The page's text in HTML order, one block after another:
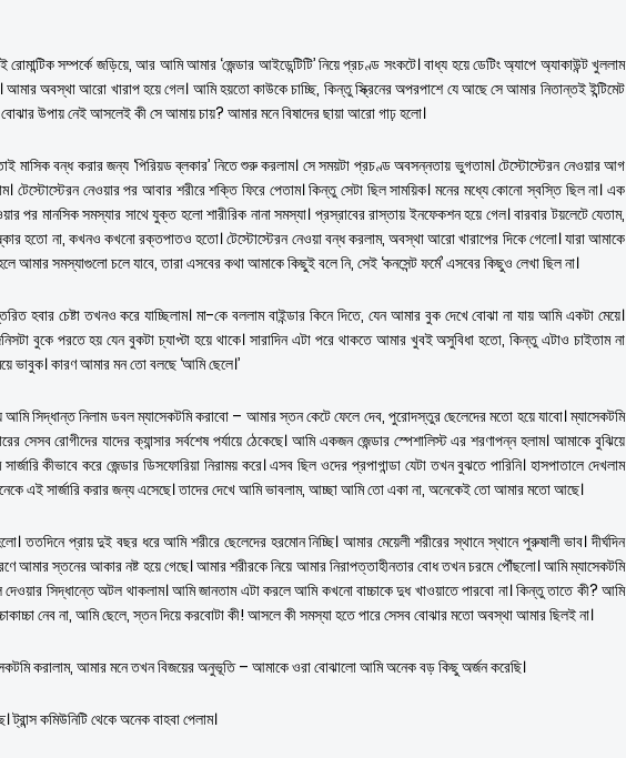
সম্পর্কে জড়িয়ে, আর আমি আমার ‘জেন্ডার আইডেন্টিটি’ নিয়ে প্রচণ্ড সংকটে। বাধ্য হয়ে ডেটিং অ্যাপে অ্যাকাউন্ট খুললাম
আমার অবস্থা আরো খারাপ হয়ে গেল। আমি হয়তো কাউকে চাচ্ছি, কিন্তু স্ক্রিনের অপরপাশে যে আছে সে আমার নিতান্তই ইন্টিমেট
উপায় নেই আসলেই কী সে আমায় চায়? আমার মনে বিষাদের ছায়া আরো গাঢ় হলো।
মাসিক বন্ধ করার জন্য ‘পিরিয়ড ব্লকার’ নিতে শুরু করলাম। সে সময়টা প্রচণ্ড অবসন্নতায় ভুগতাম। টেস্টোস্টেরন নেওয়ার আগ
টেস্টোস্টেরন নেওয়ার পর আবার শরীরে শক্তি ফিরে পেতাম। কিন্তু সেটা ছিল সাময়িক। মনের মধ্যে কোনো স্বস্তি ছিল না। এক
পর মানসিক সমস্যার সাথে যুক্ত হলো শারীরিক নানা সমস্যা। প্রস্রাবের রাস্তায় ইনফেকশন হয়ে গেল। বারবার টয়লেটে যেতাম,
হতো না, কখনও কখনো রক্তপাতও হতো। টেস্টোস্টেরন নেওয়া বন্ধ করলাম, অবস্থা আরো খারাপের দিকে গেলো। যারা আমাকে
আমার সমস্যাগুলো চলে যাবে, তারা এসবের কথা আমাকে কিছুই বলে নি, সেই ‘কনসেন্ট ফর্মে’ এসবের কিছুও লেখা ছিল না।
হবার চেষ্টা তখনও করে যাচ্ছিলাম। মা-কে বললাম বাইন্ডার কিনে দিতে, যেন আমার বুক দেখে বোঝা না যায় আমি একটা মেয়ে।
বুকে পরতে হয় যেন বুকটা চ্যাপ্টা হয়ে থাকে। সারাদিন এটা পরে থাকতে আমার খুবই অসুবিধা হতো, কিন্তু এটাও চাইতাম না
ভাবুক। কারণ আমার মন তো বলছে ‘আমি ছেলে।’
আমি সিদ্ধান্ত নিলাম ডবল ম্যাসেকটমি করাবো – আমার স্তন কেটে ফেলে দেব, পুরোদস্তুর ছেলেদের মতো হয়ে যাবো। ম্যাসেকটমি
সেসব রোগীদের যাদের ক্যান্সার সর্বশেষ পর্যায়ে ঠেকেছে। আমি একজন জেন্ডার স্পেশালিস্ট এর শরণাপন্ন হলাম। আমাকে বুঝিয়ে
কীভাবে করে জেন্ডার ডিসফোরিয়া নিরাময় করে। এসব ছিল ওদের প্রপাগান্ডা যেটা তখন বুঝতে পারিনি। হাসপাতালে দেখলাম
এই সার্জারি করার জন্য এসেছে। তাদের দেখে আমি ভাবলাম, আচ্ছা আমি তো একা না, অনেকেই তো আমার মতো আছে।
ততদিনে প্রায় দুই বছর ধরে আমি শরীরে ছেলেদের হরমোন নিচ্ছি। আমার মেয়েলী শরীরের স্থানে স্থানে পুরুষালী ভাব। দীর্ঘদিন
আমার স্তনের আকার নষ্ট হয়ে গেছে। আমার শরীরকে নিয়ে আমার নিরাপত্তাহীনতার বোধ তখন চরমে পৌঁছলো। আমি ম্যাসেকটমি
সিদ্ধান্তে অটল থাকলাম। আমি জানতাম এটা করলে আমি কখনো বাচ্চাকে দুধ খাওয়াতে পারবো না। কিন্তু তাতে কী? আমি
নেব না, আমি ছেলে, স্তন দিয়ে করবোটা কী! আসলে কী সমস্যা হতে পারে সেসব বোঝার মতো অবস্থা আমার ছিলই না।
করালাম, আমার মনে তখন বিজয়ের অনুভূতি – আমাকে ওরা বোঝালো আমি অনেক বড় কিছু অর্জন করেছি।
ট্রান্স কমিউনিটি থেকে অনেক বাহবা পেলাম।